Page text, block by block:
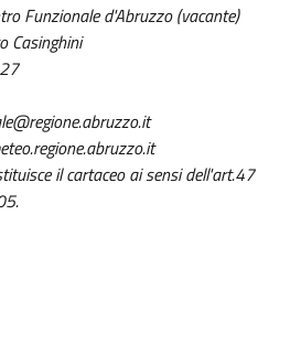
Funzionale d'Abruzzo (vacante)
Casinghini
il cartaceo ai sensi dell'art.47